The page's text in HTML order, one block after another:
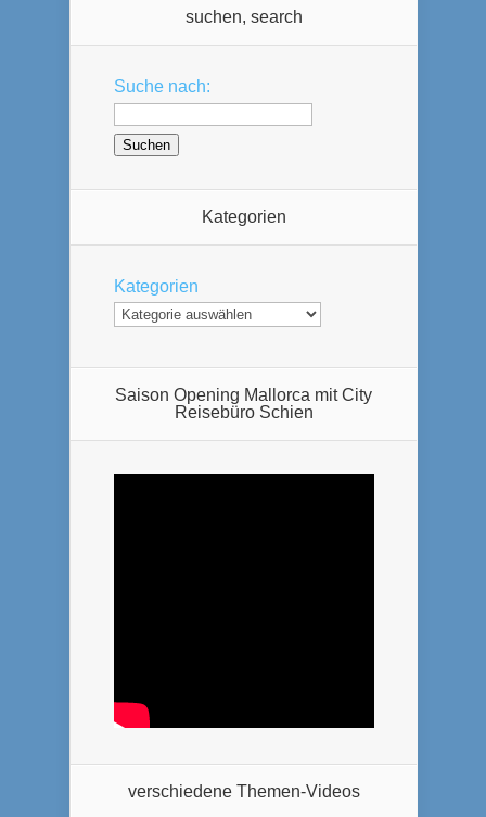
suchen, search
Suche nach:
Kategorien
Kategorien
Saison Opening Mallorca mit City
Reisebüro Schien
verschiedene Themen-Videos